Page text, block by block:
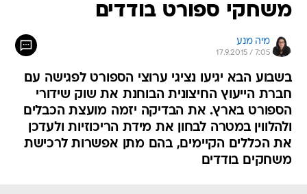
משחקי ספורט בודדים
מיה מנע
17.9.2015 / 7:05
בשבוע הבא יגיעו נציגי ערוצי הספורט לפגישה עם
חברת הייעוץ החיצונית הבוחנת את שוק שידורי
הספורט בארץ. את הבדיקה יזמה מועצת הכבלים
ולהלווין במטרה לבחון את מידת הריכוזיות ולעדכן
את הכללים הקיימים, בהם מתן אפשרות לרכישת
משחקים בודדים